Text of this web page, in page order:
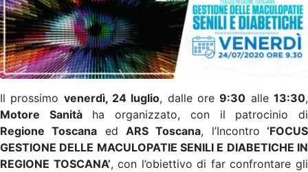
Grandi eventi
Ospedale Virtuale
MotoRare
Il prossimo venerdì, 24 luglio, dalle ore9:30 alle13:30,
Motore Sanitàha organizzato, con il patrocinio di
Regione Toscana edARS Toscana, l’Incontro ‘FOCUS
GESTIONE DELLE MACULOPATIE SENILI E DIABETICHE IN
REGIONE TOSCANA’, con l’obiettivo di far confrontare gli